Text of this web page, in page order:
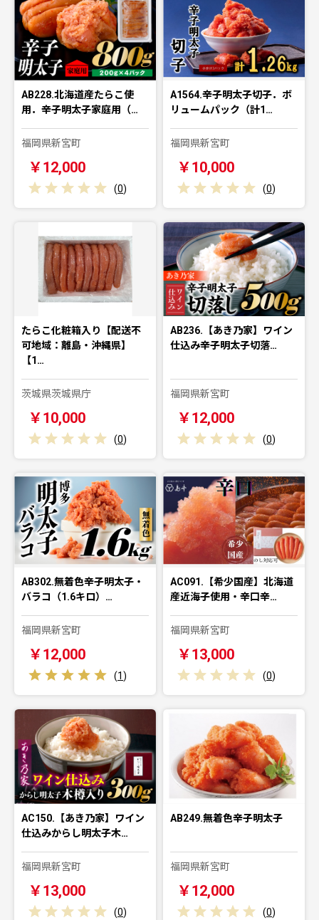
AB228.北海道産たらこ使
用．辛子明太子家庭用（…
福岡県新宮町
￥12,000
(0)
A1564.辛子明太子切子．ボ
リュームパック（計1…
福岡県新宮町
￥10,000
(0)
たらこ化粧箱入り【配送不
可地域：離島・沖縄県】
【1…
茨城県茨城県庁
￥10,000
(0)
AB236.【あき乃家】ワイン
仕込み辛子明太子切落…
福岡県新宮町
￥12,000
(0)
AB302.無着色辛子明太子・
バラコ（1.6キロ）…
福岡県新宮町
￥12,000
(1)
AC091.【希少国産】北海道
産近海子使用・辛口辛…
福岡県新宮町
￥13,000
(0)
AC150.【あき乃家】ワイン
仕込みからし明太子木…
福岡県新宮町
￥13,000
(0)
AB249.無着色辛子明太子
福岡県新宮町
￥12,000
(0)